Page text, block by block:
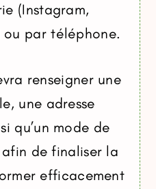
(Instagram,
ou par téléphone.
renseigner une
une adresse
qu’un mode de
de finaliser la
efficacement